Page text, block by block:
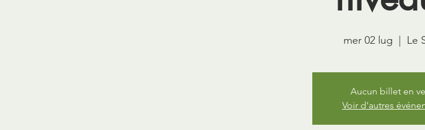
mer 02 lug Le
Aucun billet en
Voir d'autres